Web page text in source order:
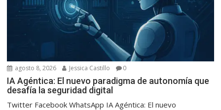
agosto 8, 2026 Jessica Castillo 0
IA Agéntica: El nuevo paradigma de autonomía que
desafía la seguridad digital
Twitter Facebook WhatsApp IA Agéntica: El nuevo